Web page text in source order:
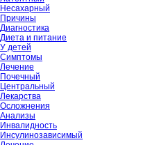
Несахарный
Причины
Диагностика
Диета и питание
У детей
Симптомы
Лечение
Почечный
Центральный
Лекарства
Осложнения
Анализы
Инвалидность
Инсулинозависимый